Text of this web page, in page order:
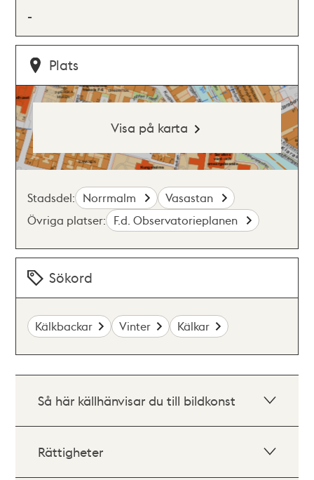
-
Plats
Visa på karta
Stadsdel: Norrmalm
Vasastan
Övriga platser: F.d. Observatorieplanen
Sökord
Kälkbackar Vinter Kälkar
Så här källhänvisar du till bildkonst
Rättigheter